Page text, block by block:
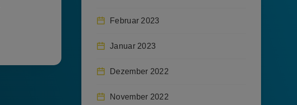
Februar 2023
Januar 2023
Dezember 2022
November 2022